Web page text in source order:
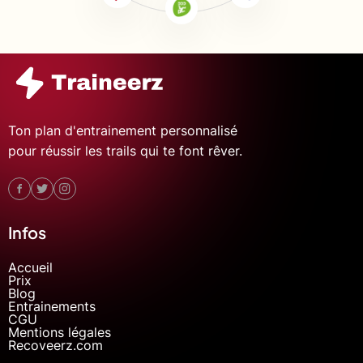
Ton plan d'entrainement personnalisé
pour réussir les trails qui te font rêver.
Infos
Accueil
Prix
Blog
Entrainements
CGU
Mentions légales
Recoveerz.com